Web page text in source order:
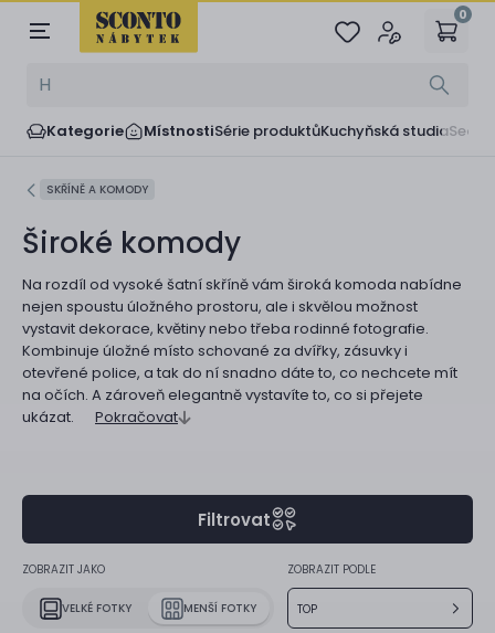
0
Kategorie MístnostiSérie produktůKuchyňská studia
SKŘÍNĚ A KOMODY
Široké komody
Na rozdíl od vysoké šatní skříně vám široká komoda nabídne
nejen spoustu úložného prostoru, ale i skvělou možnost
vystavit dekorace, květiny nebo třeba rodinné fotografie.
Kombinuje úložné místo schované za dvířky, zásuvky i
otevřené police, a tak do ní snadno dáte to, co nechcete mít
na očích. A zároveň elegantně vystavíte to, co si přejete
ukázat.
Pokračovat
Filtrovat
ZOBRAZIT JAKO
VELKÉ FOTKY MENŠÍ FOTKY
ZOBRAZIT PODLE
TOP